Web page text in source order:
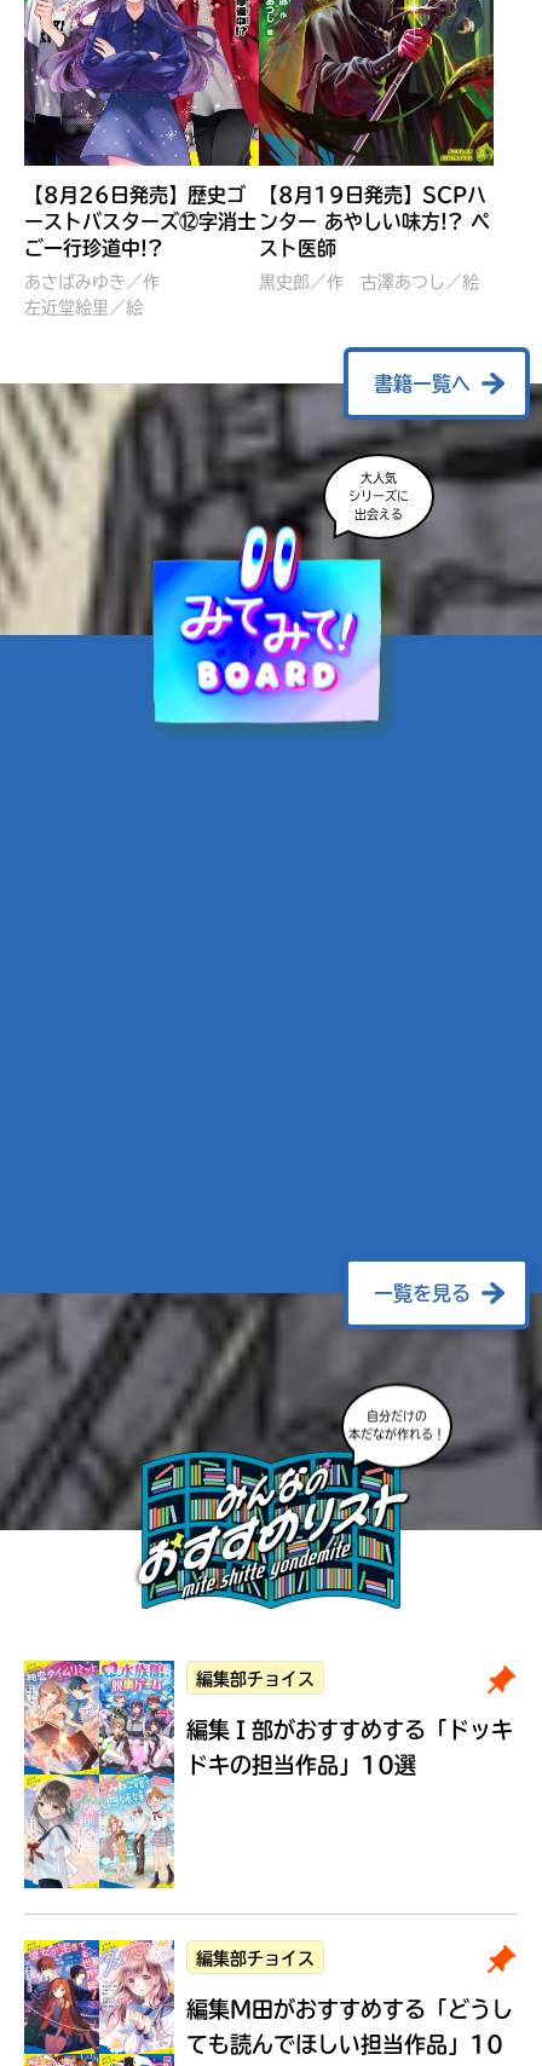
ぼくたちのマインクラフト
冒険記 エンチャント剣
VS暴走モブ
営委員会／協力
レッツゴー！まいぜんシス
ターズ とつぜん、王様に
佐久間さのすけ／絵
【8月26日発売】歴史ゴ
ーストバスターズ⑫字消士
ご一行珍道中!?
あさばみゆき／作
左近堂絵里／絵
【8月19日発売】SCPハ
ンター あやしい味方!? ペ
スト医師
黒史郎／作 古澤あつし／絵
書籍一覧へ
大人気
シリーズに
出会える
一覧を見る
自分だけの
本だなが作れる！
編集部チョイス
編集Ｉ部がおすすめする 「ドッキ
ドキの担当作品」10選
編集部チョイス
編集M田がおすすめする 「どうし
ても読んでほしい担当作品」10